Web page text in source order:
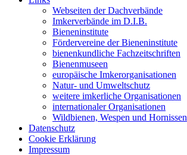
Webseiten der Dachverbände
Imkerverbände im D.I.B.
Bieneninstitute
Fördervereine der Bieneninstitute
bienenkundliche Fachzeitschriften
Bienenmuseen
europäische Imkerorganisationen
Natur- und Umweltschutz
weitere imkerliche Organisationen
internationaler Organisationen
Wildbienen, Wespen und Hornissen
Datenschutz
Cookie Erklärung
Impressum